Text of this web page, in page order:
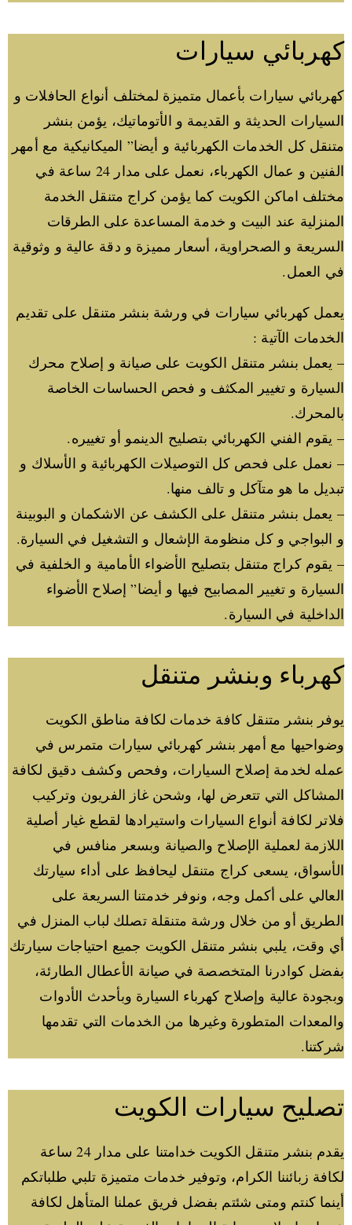
كهربائي سيارات
كهربائي سيارات بأعمال متميزة لمختلف أنواع الحافلات و
السيارات الحديثة و القديمة و الأتوماتيك، يؤمن بنشر
متنقل كل الخدمات الكهربائية و أيضا” الميكانيكية مع أمهر
الفنين و عمال الكهرباء، نعمل على مدار 24 ساعة في
مختلف اماكن الكويت كما يؤمن كراج متنقل الخدمة
المنزلية عند البيت و خدمة المساعدة على الطرقات
السريعة و الصحراوية، أسعار مميزة و دقة عالية و وثوقية
في العمل.
يعمل كهربائي سيارات في ورشة بنشر متنقل على تقديم
الخدمات الآتية :
– يعمل بنشر متنقل الكويت على صيانة و إصلاح محرك
السيارة و تغيير المكثف و فحص الحساسات الخاصة
بالمحرك.
– يقوم الفني الكهربائي بتصليح الدينمو أو تغييره.
– نعمل على فحص كل التوصيلات الكهربائية و الأسلاك و
تبديل ما هو متآكل و تالف منها.
– يعمل بنشر متنقل على الكشف عن الاشكمان و البوبينة
و البواجي و كل منظومة الإشعال و التشغيل في السيارة.
– يقوم كراج متنقل بتصليح الأضواء الأمامية و الخلفية في
السيارة و تغيير المصابيح فيها و أيضا” إصلاح الأضواء
الداخلية في السيارة.
كهرباء وبنشر متنقل
يوفر بنشر متنقل كافة خدمات لكافة مناطق الكويت
وضواحيها مع أمهر بنشر كهربائي سيارات متمرس في
عمله لخدمة إصلاح السيارات، وفحص وكشف دقيق لكافة
المشاكل التي تتعرض لها، وشحن غاز الفريون وتركيب
فلاتر لكافة أنواع السيارات واستيرادها لقطع غيار أصلية
اللازمة لعملية الإصلاح والصيانة وبسعر منافس في
الأسواق، يسعى كراج متنقل ليحافظ على أداء سيارتك
العالي على أكمل وجه، ونوفر خدمتنا السريعة على
الطريق أو من خلال ورشة متنقلة تصلك لباب المنزل في
أي وقت، يلبي بنشر متنقل الكويت جميع احتياجات سيارتك
بفضل كوادرنا المتخصصة في صيانة الأعطال الطارئة،
وبجودة عالية وإصلاح كهرباء السيارة وبأحدث الأدوات
والمعدات المتطورة وغيرها من الخدمات التي تقدمها
شركتنا.
تصليح سيارات الكويت
يقدم بنشر متنقل الكويت خدامتنا على مدار 24 ساعة
لكافة زبائننا الكرام، وتوفير خدمات متميزة تلبي طلباتكم
أينما كنتم ومتى شئتم بفضل فريق عملنا المتأهل لكافة